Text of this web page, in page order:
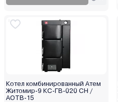
Котел комбинированный Атем
Житомир-9 КС-ГВ-020 СН /
АОТВ-15